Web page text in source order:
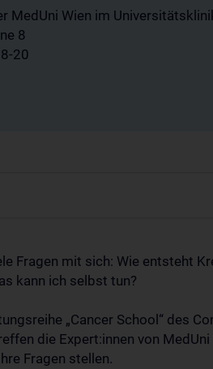
MedUni Wien im
8
20
Fragen mit sich: Wie entsteht
kann ich selbst tun?
„Cancer School“ des
die Expert:innen von
Fragen stellen.